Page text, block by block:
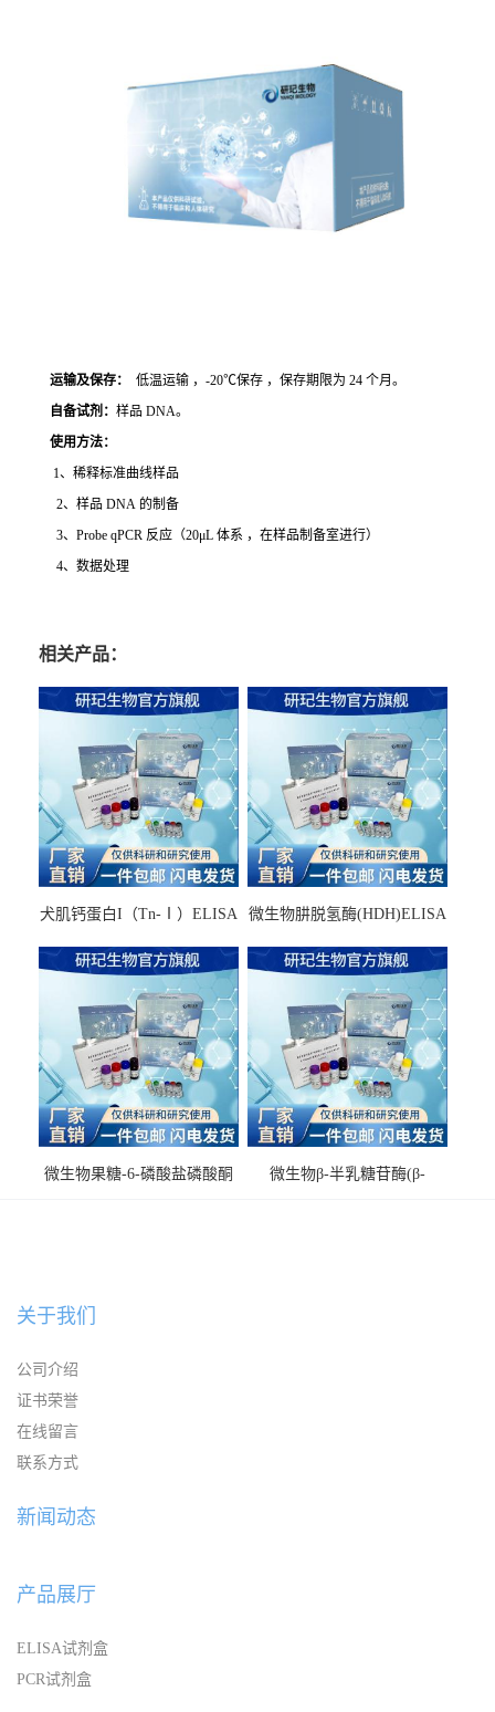
运输及保存：
低温运输 ，-20℃保存 ，保存期限为 24 个月。
自备试剂： 样品 DNA。
使用方法：
1、稀释标准曲线样品
2、样品 DNA 的制备
3、Probe qPCR 反应（20μL 体系 ，在样品制备室进行）
4、数据处理
相关产品：
犬肌钙蛋白I（Tn-Ⅰ）ELISA
微生物肼脱氢酶(HDH)ELISA
微生物果糖-6-磷酸盐磷酸酮
微生物β-半乳糖苷酶(β-
关于我们
公司介绍
证书荣誉
在线留言
联系方式
新闻动态
产品展厅
ELISA试剂盒
PCR试剂盒